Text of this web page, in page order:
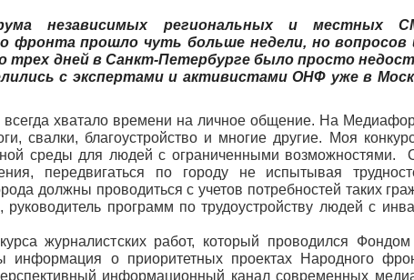
независимых региональных и местных
фронта прошло чуть больше недели, но
трех дней в Санкт-Петербурге было просто
с экспертами и активистами ОНФ уже в
хватало времени на личное общение. На
свалки, благоустройство и многие другие. Моя
среды для людей с ограниченными возможностями.
передвигаться по городу не испытывая
должны проводиться с учетов потребностей таких
программ по трудоустройству людей с
журналистских работ, который проводился
информация о приоритетных проектах Народного
информационный канал современных